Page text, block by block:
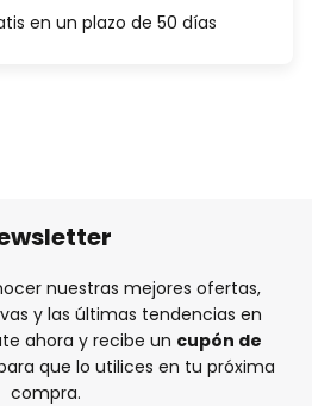
en un plazo de 50 días
nuestras mejores ofertas,
y las últimas tendencias en
ahora y recibe un cupón de
que lo utilices en tu próxima
compra.